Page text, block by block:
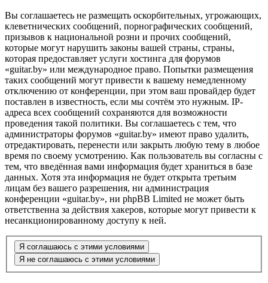
Вы соглашаетесь не размещать оскорбительных, угрожающих,
клеветнических сообщений, порнографических сообщений,
призывов к национальной розни и прочих сообщений,
которые могут нарушить законы вашей страны, страны,
которая предоставляет услуги хостинга для форумов
«guitar.by» или международное право. Попытки размещения
таких сообщений могут привести к вашему немедленному
отключению от конференции, при этом ваш провайдер будет
поставлен в известность, если мы сочтём это нужным. IP-
адреса всех сообщений сохраняются для возможности
проведения такой политики. Вы соглашаетесь с тем, что
администраторы форумов «guitar.by» имеют право удалить,
отредактировать, перенести или закрыть любую тему в любое
время по своему усмотрению. Как пользователь вы согласны с
тем, что введённая вами информация будет храниться в базе
данных. Хотя эта информация не будет открыта третьим
лицам без вашего разрешения, ни администрация
конференции «guitar.by», ни phpBB Limited не может быть
ответственна за действия хакеров, которые могут привести к
несанкционированному доступу к ней.